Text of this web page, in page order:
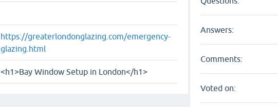
https://greaterlondonglazing.com/emergency-
glazing.html
<h1>Bay Window Setup in London</h1>
Answers:
Comments:
Voted on: